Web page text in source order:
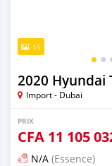
15
2020 Hyundai
Import - Dubai
PRIX
CFA 11 105
N/A (Essence)